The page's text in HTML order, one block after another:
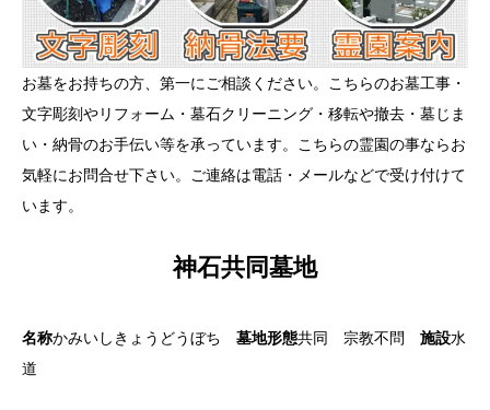
お墓をお持ちの方、第一にご相談ください。こちらのお墓工事・
文字彫刻やリフォーム・墓石クリーニング・移転や撤去・墓じま
い・納骨のお手伝い等を承っています。こちらの霊園の事ならお
気軽にお問合せ下さい。ご連絡は電話・メールなどで受け付けて
います。
神石共同墓地
名称かみいしきょうどうぼち 墓地形態共同 宗教不問 施設水
道